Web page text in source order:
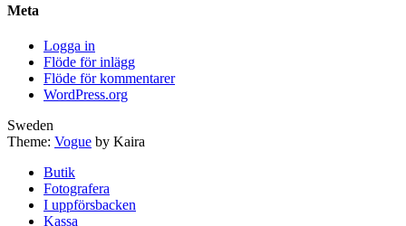
Meta
Logga in
Flöde för inlägg
Flöde för kommentarer
WordPress.org
Sweden
Theme: Vogue by Kaira
Butik
Fotografera
I uppförsbacken
Kassa